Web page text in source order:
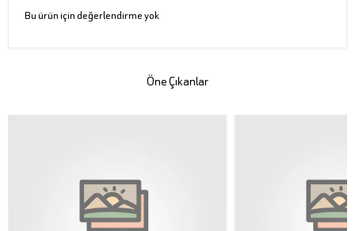
Bu ürün için değerlendirme yok
Öne Çıkanlar